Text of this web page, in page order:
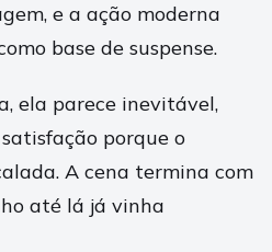
e a ação moderna
base de suspense.
ela parece inevitável,
porque o
A cena termina com
até lá já vinha